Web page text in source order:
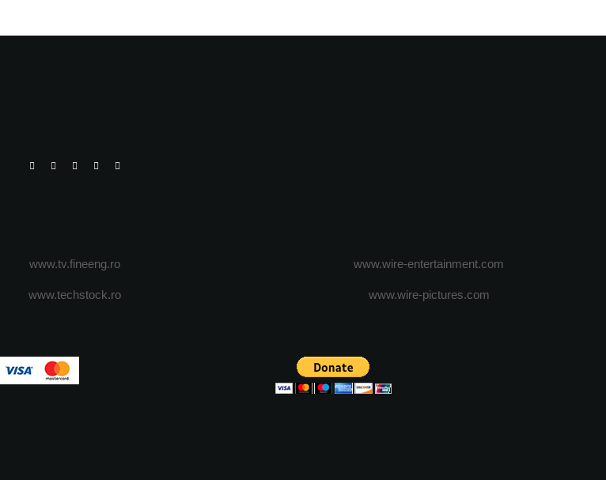
www.tv.fineeng.ro
www.techstock.ro
www.wire-entertainment.com
www.wire-pictures.com